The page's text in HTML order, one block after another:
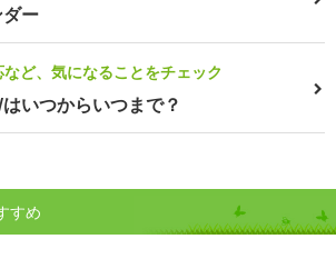
ー
ど、気になることをチェック
いつからいつまで？
すめ